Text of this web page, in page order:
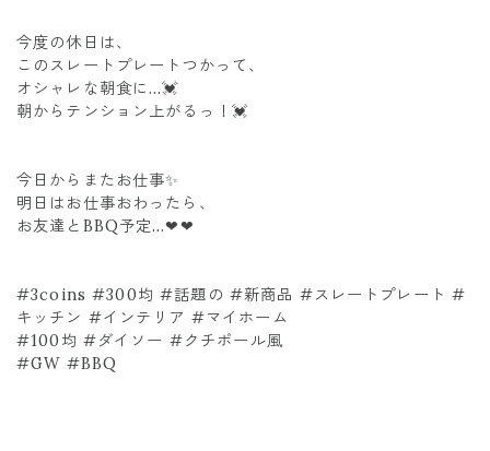
今度の休日は、
このスレートプレートつかって、
オシャレな朝食に…💓
朝からテンション上がるっ！💓
今日からまたお仕事✨
明日はお仕事おわったら、
お友達とBBQ予定…❤❤
#3coins #300均 #話題の #新商品 #スレートプレート #
キッチン #インテリア #マイホーム
#100均 #ダイソー #クチポール風
#GW #BBQ